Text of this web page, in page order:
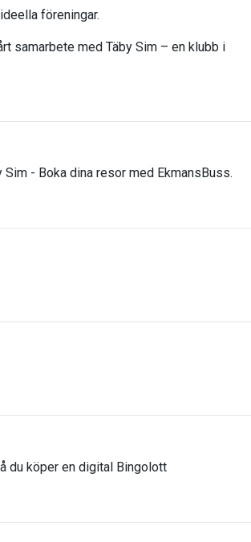
föreningar.
samarbete med Täby Sim – en klubb i
Sim - Boka dina resor med EkmansBuss.
du köper en digital Bingolott